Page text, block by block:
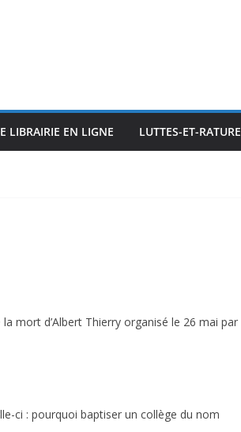
LIBRAIRIE EN LIGNE LUTTES-ET-
mort d’Albert Thierry organisé le 26 mai par
ci : pourquoi baptiser un collège du nom